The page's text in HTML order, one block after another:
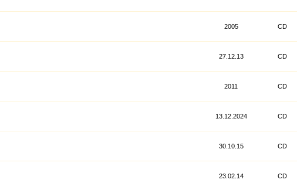
2005 CD
27.12.13 CD
2011 CD
13.12.2024 CD
30.10.15 CD
23.02.14 CD